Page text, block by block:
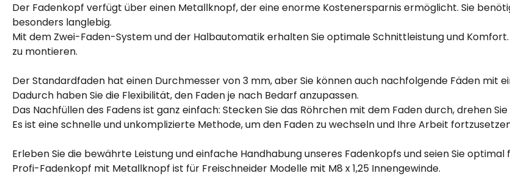
Der Fadenkopf verfügt über einen Metallknopf, der eine enorme Kostenersparnis ermöglicht. Sie
besonders langlebig.
Mit dem Zwei-Faden-System und der Halbautomatik erhalten Sie optimale Schnittleistung und
zu montieren.
Der Standardfaden hat einen Durchmesser von 3 mm, aber Sie können auch nachfolgende Fäden mit
Dadurch haben Sie die Flexibilität, den Faden je nach Bedarf anzupassen.
Das Nachfüllen des Fadens ist ganz einfach: Stecken Sie das Röhrchen mit dem Faden durch, drehen
Es ist eine schnelle und unkomplizierte Methode, um den Faden zu wechseln und Ihre Arbeit
Erleben Sie die bewährte Leistung und einfache Handhabung unseres Fadenkopfs und seien Sie
Profi-Fadenkopf mit Metallknopf ist für Freischneider Modelle mit M8 x 1,25 Innengewinde.